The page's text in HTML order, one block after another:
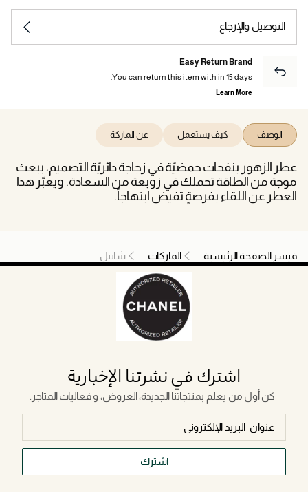
التوصيل والإرجاع
Easy Return Brand
You can return this item with in 15 days.
Learn More
الوصف كيف يستعمل عن الماركة
عطر الزهور بنفحات حمضيّة في زجاجة دائريّة التصميم، يبعث
موجة من الطاقة تحملك في زوبعة من السعادة. ويعبّر هذا
العطر عن اللقاء بفرصةٍ تفيض ابتهاجاً.
فيسز الصفحة الرئيسية الماركات شانيل
اشترك في نشرتنا الإخبارية
كن أول من يعلم بمنتجاتنا الجديدة، العروض، و فعاليات المتاجر.
اشترك